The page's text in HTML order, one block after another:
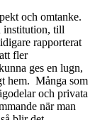
och omtanke.
institution, till
rapporterat
fler
ges en lugn,
hem. Många som
och privata
när man